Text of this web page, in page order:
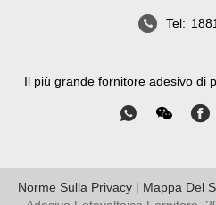
Tel:
Il più grande fornitore adesivo di
Norme Sulla Privacy | Mappa Del